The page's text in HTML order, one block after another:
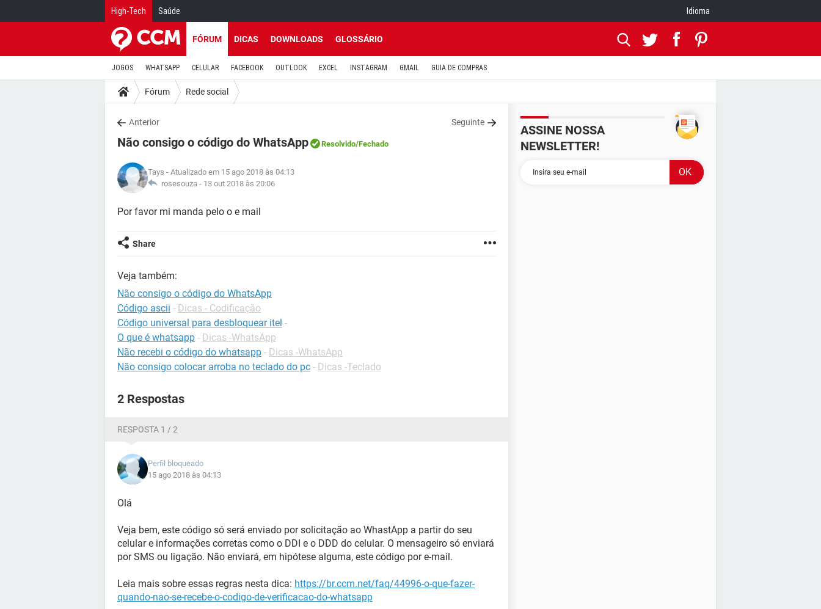
High-Tech Saúde Idioma
FÓRUM DICAS DOWNLOADS GLOSSÁRIO
JOGOS WHATSAPP CELULAR FACEBOOK OUTLOOK EXCEL INSTAGRAM GMAIL GUIA DE COMPRAS
Fórum Rede social
Anterior Seguinte
Não consigo o código do WhatsApp Resolvido/Fechado
Tays - Atualizado em 15 ago 2018 às 04:13
rosesouza - 13 out 2018 às 20:06
Por favor mi manda pelo o e mail
Share
Veja também:
Não consigo o código do WhatsApp
Código ascii - Dicas - Codificação
Código universal para desbloquear itel -
O que é whatsapp - Dicas -WhatsApp
Não recebi o código do whatsapp - Dicas -WhatsApp
Não consigo colocar arroba no teclado do pc - Dicas -Teclado
2 Respostas
RESPOSTA 1 / 2
Perfil bloqueado
15 ago 2018 às 04:13
Olá
Veja bem, este código só será enviado por solicitação ao WhastApp a partir do seu
celular e informações corretas como o DDI e o DDD do celular. O mensageiro só enviará
por SMS ou ligação. Não enviará, em hipótese alguma, este código por e-mail.
Leia mais sobre essas regras nesta dica: https://br.ccm.net/faq/44996-o-que-fazer-
quando-nao-se-recebe-o-codigo-de-verificacao-do-whatsapp
ASSINE NOSSA
NEWSLETTER!